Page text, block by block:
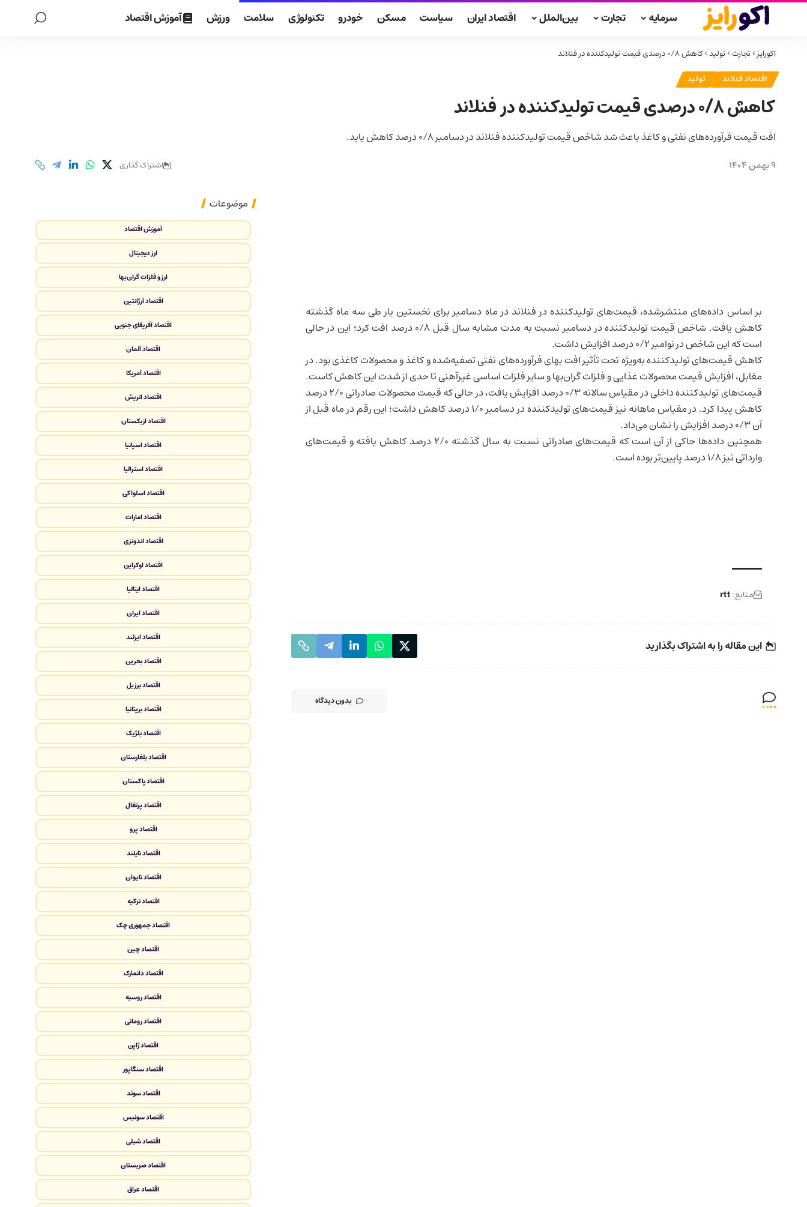
سرمایه تجارت بین‌الملل اقتصاد ایران سیاست مسکن خودرو تکنولوژی سلامت ورزش آموزش اقتصاد
اکورایز>تجارت>تولید>کاهش ۰/۸ درصدی قیمت تولیدکننده در فنلاند
اقتصاد فنلاند تولید
کاهش ۰/۸ درصدی قیمت تولیدکننده در فنلاند
افت قیمت فرآورده‌های نفتی و کاغذ باعث شد شاخص قیمت تولیدکننده فنلاند در دسامبر ۰/۸ درصد کاهش یابد.
9 بهمن 1404 اشتراک گذاری
بر اساس داده‌های منتشرشده، قیمت‌های تولیدکننده درفنلاند در ماه دسامبر برای نخستین بار طی سه ماه گذشته
کاهش یافت. شاخص قیمت تولیدکننده در دسامبر نسبت به مدت مشابه سال قبل ۰/۸ درصد افت کرد؛ این در حالی
است که این شاخص در نوامبر ۰/۲ درصد افزایش داشت.
کاهش قیمت‌های تولیدکننده به‌ویژه تحت تأثیر افت بهای فرآورده‌های نفتی تصفیه‌شده و کاغذ و محصولات کاغذی بود. در
مقابل، افزایش قیمت محصولات غذایی و فلزات گران‌بها و سایر فلزات اساسی غیرآهنی تا حدی از شدت این کاهش کاست.
قیمت‌های تولیدکننده داخلی در مقیاس سالانه ۰/۳ درصد افزایش یافت، در حالی که قیمت محصولات صادراتی ۲/۰ درصد
کاهش پیدا کرد. در مقیاس ماهانه نیز قیمت‌های تولیدکننده در دسامبر ۱/۰ درصد کاهش داشت؛ این رقم در ماه قبل از
آن ۰/۳ درصد افزایش را نشان می‌داد.
همچنین داده‌ها حاکی از آن است که قیمت‌های صادراتی نسبت به سال گذشته ۲/۰ درصد کاهش یافته و قیمت‌های
وارداتی نیز ۱/۸ درصد پایین‌تر بوده است.
منابع:rtt
این مقاله را به اشتراک بگذارید
بدون دیدگاه
موضوعات
آموزش اقتصاد
ارز دیجیتال
ارز و فلزات گران‌بها
اقتصاد آرژانتین
اقتصاد آفریقای جنوبی
اقتصاد آلمان
اقتصاد آمریکا
اقتصاد اتریش
اقتصاد ازبکستان
اقتصاد اسپانیا
اقتصاد استرالیا
اقتصاد اسلواکی
اقتصاد امارات
اقتصاد اندونزی
اقتصاد اوکراین
اقتصاد ایتالیا
اقتصاد ایران
اقتصاد ایرلند
اقتصاد بحرین
اقتصاد برزیل
اقتصاد بریتانیا
اقتصاد بلژیک
اقتصاد بلغارستان
اقتصاد پاکستان
اقتصاد پرتغال
اقتصاد پرو
اقتصاد تایلند
اقتصاد تایوان
اقتصاد ترکیه
اقتصاد جمهوری چک
اقتصاد چین
اقتصاد دانمارک
اقتصاد روسیه
اقتصاد رومانی
اقتصاد ژاپن
اقتصاد سنگاپور
اقتصاد سوئد
اقتصاد سوئیس
اقتصاد شیلی
اقتصاد صربستان
اقتصاد عراق